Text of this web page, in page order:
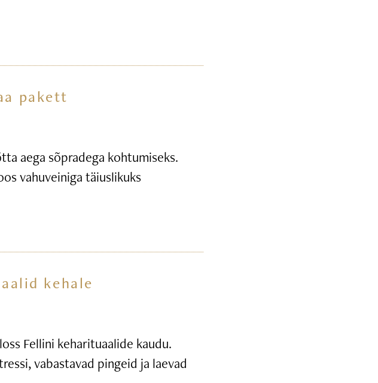
pakett
aega sõpradega kohtumiseks.
vahuveiniga täiuslikuks
kehale
Fellini keharituaalide kaudu.
vabastavad pingeid ja laevad